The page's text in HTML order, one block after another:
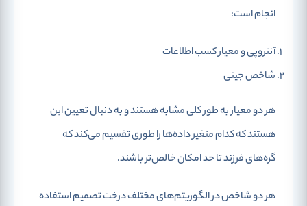
انجام است:
آنتروپی و معیار کسب اطلاعات
شاخص جینی
هر دو معیار به طور کلی مشابه هستند و به دنبال تعیین این
هستند که کدام متغیر داده‌ها را طوری تقسیم می‌کند که
گره‌های فرزند تا حد امکان خالص‌تر باشند.
هر دو شاخص در الگوریتم‌های مختلف درخت تصمیم استفاده